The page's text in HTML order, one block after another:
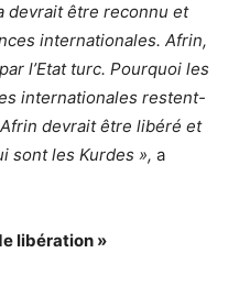
devrait être reconnu et
internationales. Afrin,
l’Etat turc. Pourquoi les
internationales restent-
devrait être libéré et
sont les Kurdes », a
libération »